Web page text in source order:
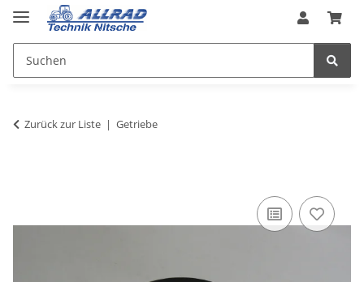
Zurück zur Liste Getriebe